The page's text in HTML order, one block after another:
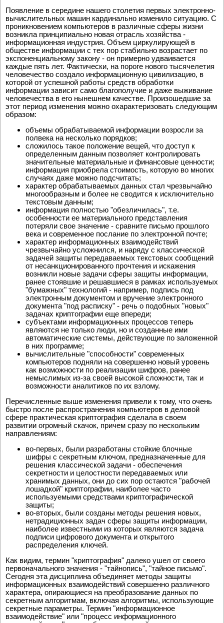
Появление в середине нашего столетия первых электронно-
вычислительных машин кардинально изменило ситуацию. С
проникновением компьютеров в различные сферы жизни
возникла принципиально новая отрасль хозяйства -
информационная индустрия. Объем циркулирующей в
обществе информации с тех пор стабильно возрастает по
экспоненциальному закону - он примерно удваивается
каждые пять лет. Фактически, на пороге нового тысячелетия
человечество создало информационную цивилизацию, в
которой от успешной работы средств обработки
информации зависит само благополучие и даже выживание
человечества в его нынешнем качестве. Произошедшие за
этот период изменения можно охарактеризовать следующим
образом:
объемы обрабатываемой информации возросли за
полвека на несколько порядков;
сложилось такое положение вещей, что доступ к
определенным данным позволяет контролировать
значительные материальные и финансовые ценности;
информация приобрела стоимость, которую во многих
случаях даже можно подсчитать;
характер обрабатываемых данных стал чрезвычайно
многообразным и более не сводится к исключительно
текстовым данным;
информация полностью "обезличилась", т.е.
особенности ее материального представления
потеряли свое значение - сравните письмо прошлого
века и современное послание по электронной почте;
характер информационных взаимодействий
чрезвычайно усложнился, и наряду с классической
задачей защиты передаваемых текстовых сообщений
от несанкционированного прочтения и искажения
возникли новые задачи сферы защиты информации,
ранее стоявшие и решавшиеся в рамках используемых
"бумажных" технологий - например, подпись под
электронным документом и вручение электронного
документа "под расписку" - речь о подобных "новых"
задачах криптографии еще впереди;
субъектами информационных процессов теперь
являются не только люди, но и созданные ими
автоматические системы, действующие по заложенной
в них программе;
вычислительные "способности" современных
компьютеров подняли на совершенно новый уровень
как возможности по реализации шифров, ранее
немыслимых из-за своей высокой сложности, так и
возможности аналитиков по их взлому.
Перечисленные выше изменения привели к тому, что очень
быстро после распространения компьютеров в деловой
сфере практическая криптография сделала в своем
развитии огромный скачок, причем сразу по нескольким
направлениям:
во-первых, были разработаны стойкие блочные
шифры с секретным ключом, предназначенные для
решения классической задачи - обеспечения
секретности и целостности передаваемых или
хранимых данных, они до сих пор остаются "рабочей
лошадкой" криптографии, наиболее часто
используемыми средствами криптографической
защиты;
во-вторых, были созданы методы решения новых,
нетрадиционных задач сферы защиты информации,
наиболее известными из которых являются задача
подписи цифрового документа и открытого
распределения ключей.
Как видим, термин "криптография" далеко ушел от своего
первоначального значения - "тайнопись", "тайное письмо".
Сегодня эта дисциплина объединяет методы защиты
информационных взаимодействий совершенно различного
характера, опирающиеся на преобразование данных по
секретным алгоритмам, включая алгоритмы, использующие
секретные параметры. Термин "информационное
взаимодействие" или "процесс информационного